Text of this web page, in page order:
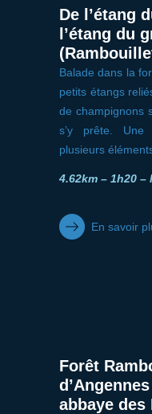
De l’étang
l’étang du
Balade dans la
petits étangs
de champignons
s’y prête.
plusieurs
4.62km – 1h20 –
En savoir
Forêt
abbaye des